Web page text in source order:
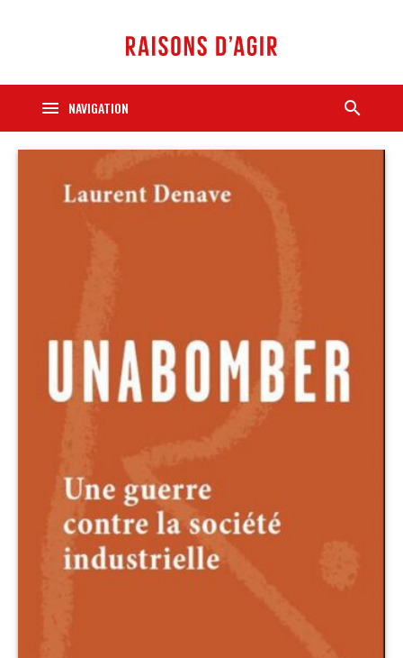
menu NAVIGATION search